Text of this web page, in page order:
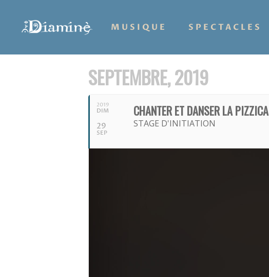
MUSIQUE SPECTACLES
SEPTEMBRE, 2019
2019
DIM
29
SEP
CHANTER ET DANSER LA PIZZICA
STAGE D'INITIATION